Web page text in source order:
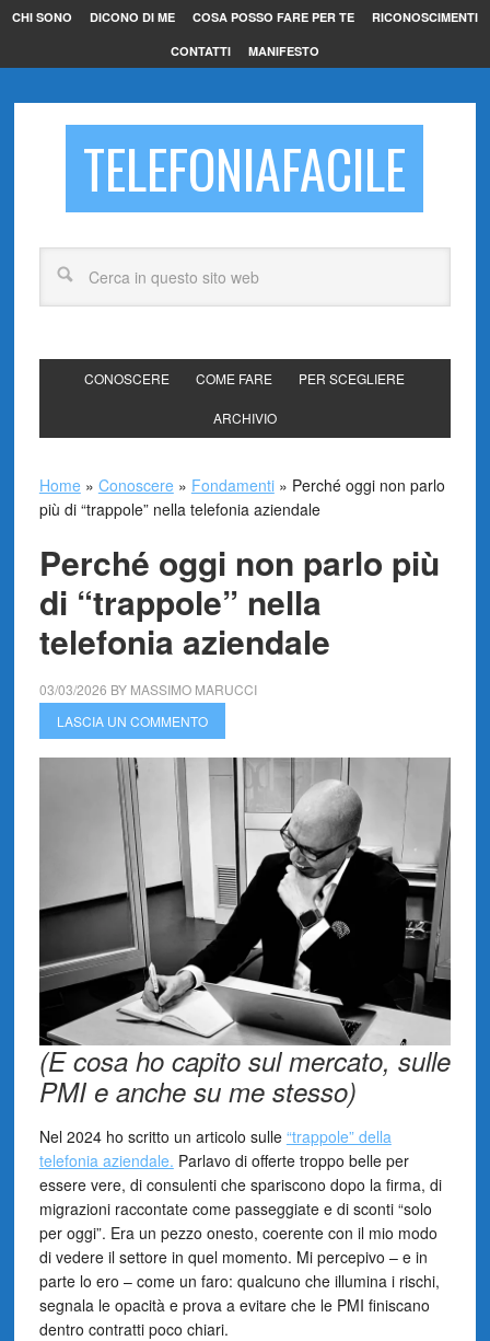
CHI SONO DICONO DI ME COSA POSSO FARE PER TE RICONOSCIMENTI
CONTATTI MANIFESTO
TELEFONIAFACILE
CONOSCERE COME FARE PER SCEGLIERE
ARCHIVIO
Home » Conoscere » Fondamenti» Perché oggi non parlo
più di “trappole” nella telefonia aziendale
Perché oggi non parlo più
di “trappole” nella
telefonia aziendale
03/03/2026 BY MASSIMO MARUCCI
LASCIA UN COMMENTO
(E cosa ho capito sul mercato, sulle
PMI e anche su me stesso)
Nel 2024 ho scritto un articolo sulle “trappole” della
telefonia aziendale. Parlavo di offerte troppo belle per
essere vere, di consulenti che spariscono dopo la firma, di
migrazioni raccontate come passeggiate e di sconti “solo
per oggi”. Era un pezzo onesto, coerente con il mio modo
di vedere il settore in quel momento. Mi percepivo – e in
parte lo ero – come un faro: qualcuno che illumina i rischi,
segnala le opacità e prova a evitare che le PMI finiscano
dentro contratti poco chiari.